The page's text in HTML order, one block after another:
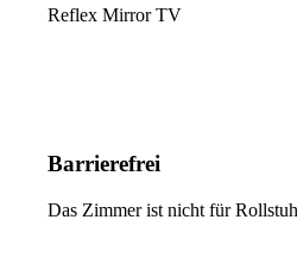
Reflex Mirror TV
Barrierefrei
Das Zimmer ist nicht für